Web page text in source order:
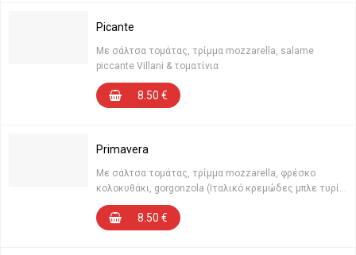
Picante
Με σάλτσα τομάτας, τρίμμα mozzarella, salame
piccante Villani & τοματίνια
8.50 €
Primavera
Με σάλτσα τομάτας, τρίμμα mozzarella, φρέσκο
κολοκυθάκι, gorgonzola (Ιταλικό κρεμώδες μπλε τυρί),
τοματίνια, φρεσκοτριμμένο μαύρο πιπέρι & άνθος
άλατος Μεσολογγίου
8.50 €